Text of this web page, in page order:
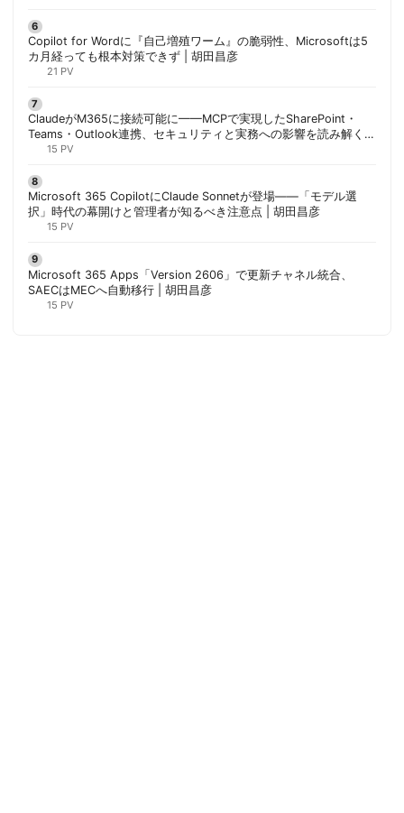
Copilot for Wordに『自己増殖ワーム』の脆弱性、Microsoftは5
カ月経っても根本対策できず | 胡田昌彦
21 PV
ClaudeがM365に接続可能に——MCPで実現したSharePoint・
Teams・Outlook連携、セキュリティと実務への影響を読み解く |
胡田昌彦
15 PV
Microsoft 365 CopilotにClaude Sonnetが登場——「モデル選
択」時代の幕開けと管理者が知るべき注意点 | 胡田昌彦
15 PV
Microsoft 365 Apps「Version 2606」で更新チャネル統合、
SAECはMECへ自動移行 | 胡田昌彦
15 PV